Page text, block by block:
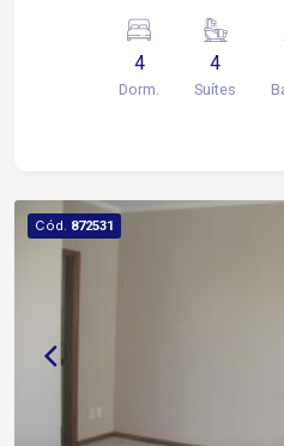
4
Dorm.
4
Suítes
Cód. 872531